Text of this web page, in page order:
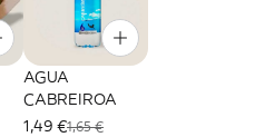
AGUA
CABREIROA
1,49 €1,65 €